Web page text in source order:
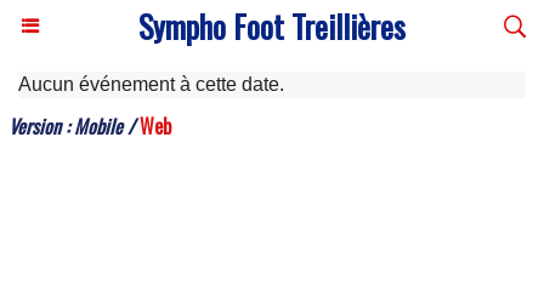
Sympho Foot Treillières
Aucun événement à cette date.
Version :Mobile/Web